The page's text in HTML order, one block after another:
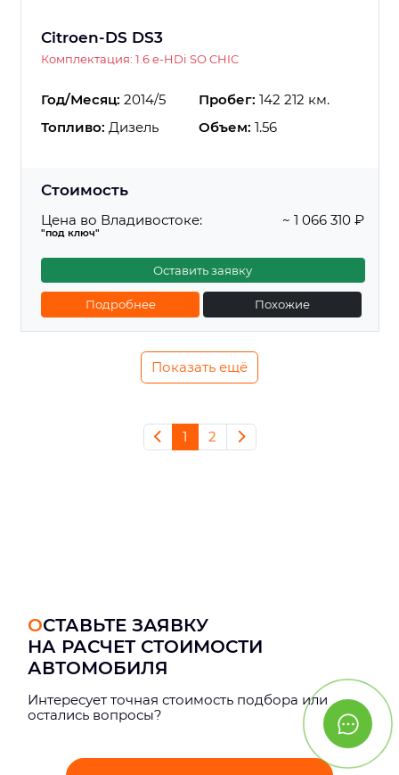
Citroen-DS DS3
Комплектация: 1.6 e-HDi SO CHIC
Год/Месяц: 2014/5 Пробег: 142 212 км.
Топливо: Дизель Объем: 1.56
Стоимость
Цена во Владивостоке:
"под ключ"
~ 1 066 310 ₽
Оставить заявку
Подробнее Похожие
Показать ещё
1 2
ОСТАВЬТЕ ЗАЯВКУ
НА РАСЧЕТ СТОИМОСТИ
АВТОМОБИЛЯ
Интерeсует точная стоимость подбора или
остались вопросы?